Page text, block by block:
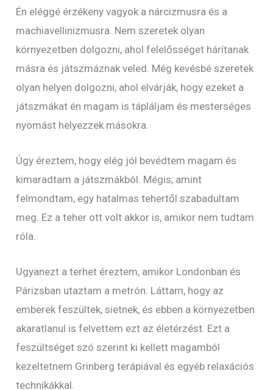
Én eléggé érzékeny vagyok a nárcizmusra és a
machiavellinizmusra. Nem szeretek olyan
környezetben dolgozni, ahol felelősséget hárítanak
másra és játszmáznak veled. Még kevésbé szeretek
olyan helyen dolgozni, ahol elvárják, hogy ezeket a
játszmákat én magam is tápláljam és mesterséges
nyomást helyezzek másokra.
Úgy éreztem, hogy elég jól bevédtem magam és
kimaradtam a játszmákból. Mégis, amint
felmondtam, egy hatalmas tehertől szabadultam
meg. Ez a teher ott volt akkor is, amikor nem tudtam
róla.
Ugyanezt a terhet éreztem, amikor Londonban és
Párizsban utaztam a metrón. Láttam, hogy az
emberek feszültek, sietnek, és ebben a környezetben
akaratlanul is felvettem ezt az életérzést. Ezt a
feszültséget szó szerint ki kellett magamból
kezeltetnem Grinberg terápiával és egyéb relaxációs
technikákkal.